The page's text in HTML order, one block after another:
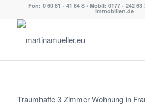
Fon: 0 60 81 - 41 84 8 • Mobil: 0177 - 242
immobilien.de
Traumhafte 3 Zimmer Wohnung in